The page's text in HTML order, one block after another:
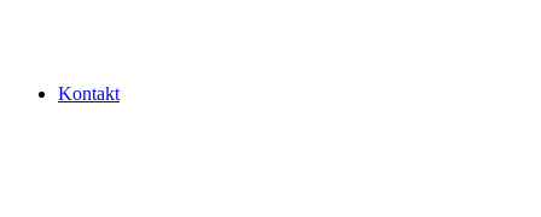
Kontakt